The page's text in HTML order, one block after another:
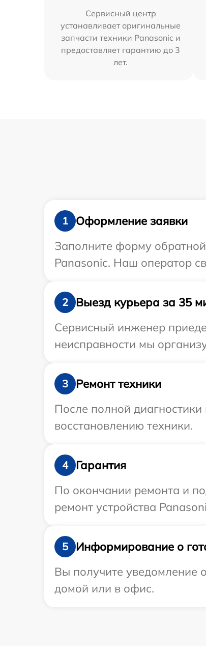
Сервисный центр
устанавливает оригинальные
запчасти техники Panasonic и
предоставляет гарантию до 3
лет.
1
Оформление заявки
Заполните форму
Panasonic. Наш оператор
2
Выезд курьера за 35
Сервисный инженер
неисправности мы
3
Ремонт техники
После полной
восстановлению техники.
4
Гарантия
По окончании ремонта и
ремонт устройства
5
Информирование о
Вы получите уведомление
домой или в офис.